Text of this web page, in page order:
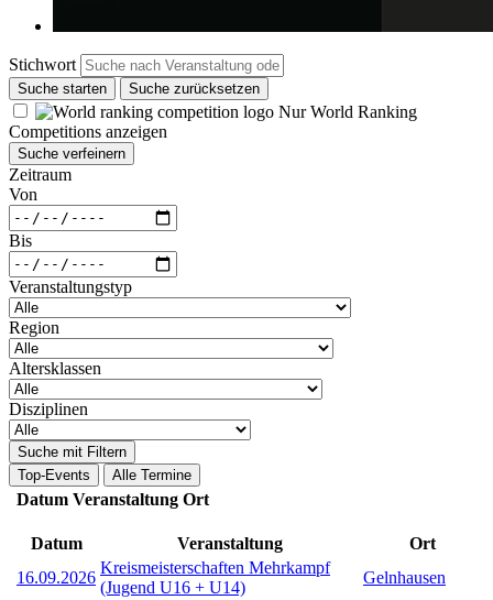
Stichwort
Suche starten Suche zurücksetzen
Nur World Ranking
Competitions anzeigen
Suche verfeinern
Zeitraum
Von
Bis
Veranstaltungstyp
Region
Altersklassen
Disziplinen
Suche mit Filtern
Top-Events
Alle Termine
Datum Veranstaltung Ort
Datum Veranstaltung
Ort
16.09.2026
Kreismeisterschaften Mehrkampf
(Jugend U16 + U14)
Gelnhausen